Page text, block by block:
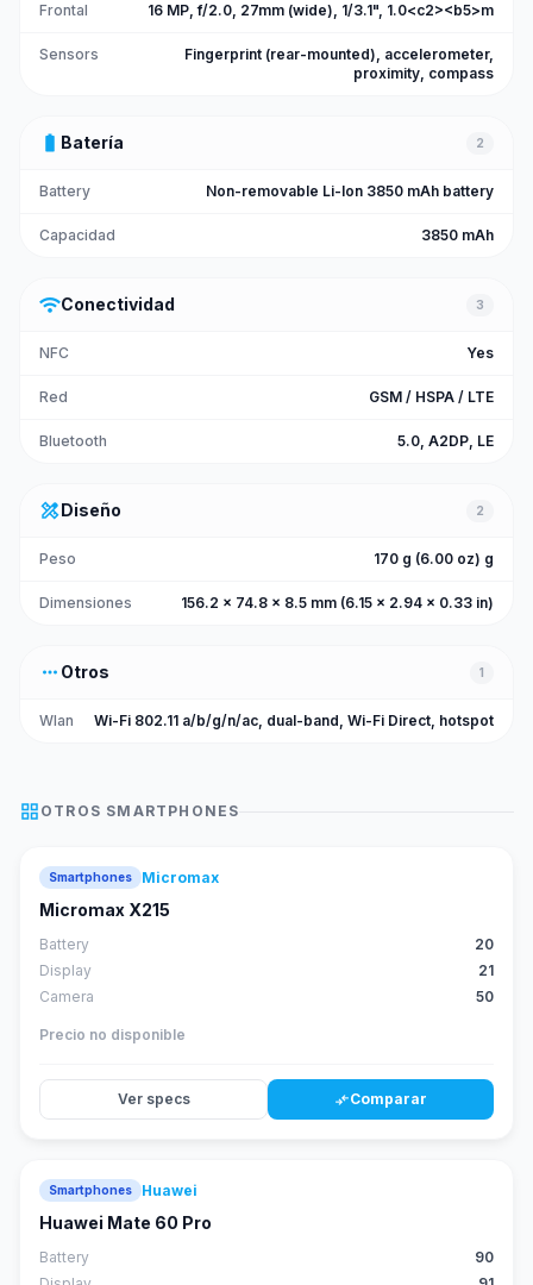
Frontal 16 MP, f/2.0, 27mm (wide), 1/3.1", 1.0<c2><b5>m
Sensors
Fingerprint (rear-mounted), accelerometer,
proximity, compass
battery_full Batería 2
Battery Non-removable Li-Ion 3850 mAh battery
Capacidad 3850 mAh
wifiConectividad 3
NFC Yes
Red GSM / HSPA / LTE
Bluetooth 5.0, A2DP, LE
design_servicesDiseño 2
Peso 170 g (6.00 oz) g
Dimensiones 156.2 x 74.8 x 8.5 mm (6.15 x 2.94 x 0.33 in)
more_horiz Otros 1
Wlan Wi-Fi 802.11 a/b/g/n/ac, dual-band, Wi-Fi Direct, hotspot
grid_view OTROS SMARTPHONES
Smartphones Micromax
Micromax X215
Battery
20
Display
21
Camera
50
Precio no disponible
Ver specs compare_arrowsComparar
Smartphones Huawei
Huawei Mate 60 Pro
Battery
90